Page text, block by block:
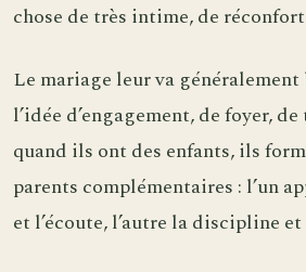
chose de très intime, de
Le mariage leur va
l’idée d’engagement, de foyer,
quand ils ont des enfants, ils
parents complémentaires : l’un
et l’écoute, l’autre la discipline